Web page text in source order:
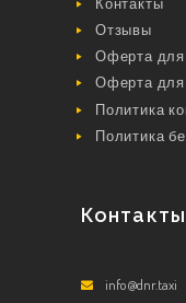
Отзывы
Оферта для
Оферта
Политика
Политика
Контакты
info@dnr.taxi